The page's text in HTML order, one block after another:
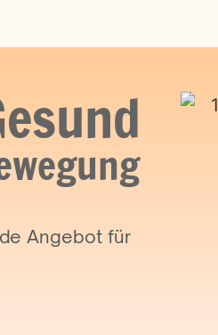
Angebot für